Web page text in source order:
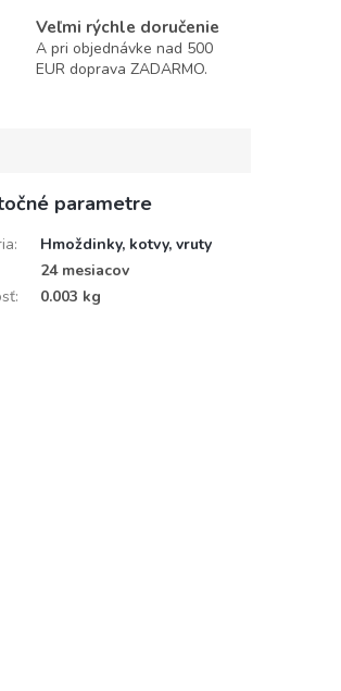
Veľmi rýchle doručenie
A pri objednávke nad 500
EUR doprava ZADARMO.
parametre
:
Hmoždinky, kotvy, vruty
24 mesiacov
: 0.003 kg